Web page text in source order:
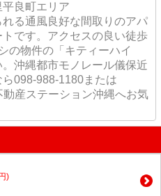
良町エリア
る通風良好な間取りのアパ
です。アクセスの良い徒歩
の物件の「キティーハイ
沖縄都市モノレール儀保近
098-988-1180または
産ステーション沖縄へお気
)